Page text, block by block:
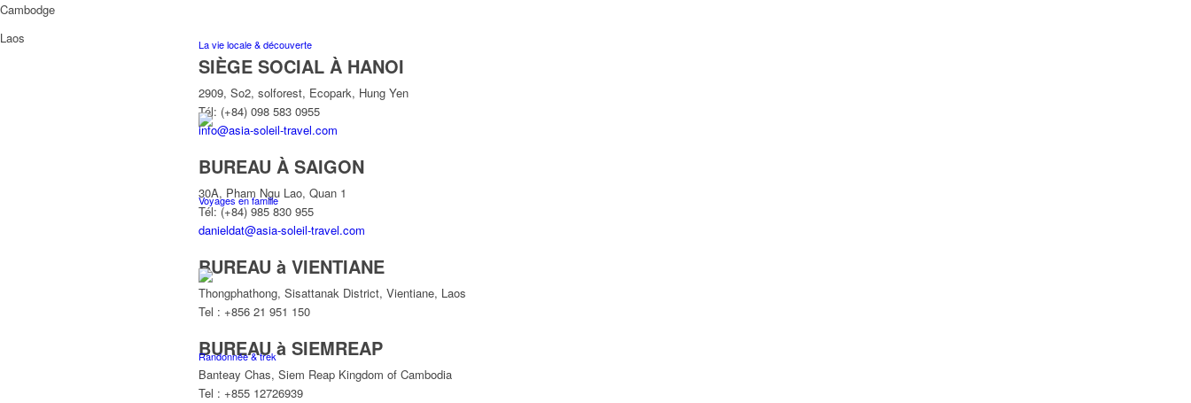
La vie locale & découverte
Voyages en famille
Randonnée & trek
Cambodge
Laos
SIÈGE SOCIAL À HANOI
2909, So2, solforest, Ecopark, Hung Yen
Tél: (+84) 098 583 0955
info@asia-soleil-travel.com
BUREAU À SAIGON
30A, Pham Ngu Lao, Quan 1
Tél: (+84) 985 830 955
danieldat@asia-soleil-travel.com
BUREAU à VIENTIANE
Thongphathong, Sisattanak District, Vientiane, Laos
Tel : +856 21 951 150
BUREAU à SIEMREAP
Banteay Chas, Siem Reap Kingdom of Cambodia
Tel : +855 12726939